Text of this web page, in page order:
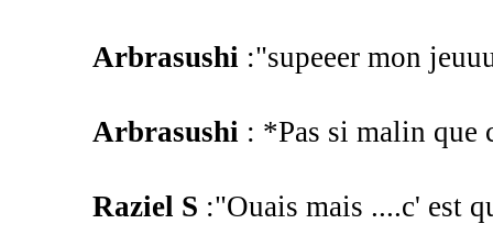
Arbrasushi :"supeeer mon
Arbrasushi : *Pas si malin que
Raziel S :"Ouais mais ....c' est